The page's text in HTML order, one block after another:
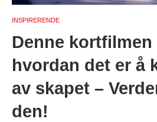
INSPIRERENDE
Denne
hvordan det er å
av skapet –
den!